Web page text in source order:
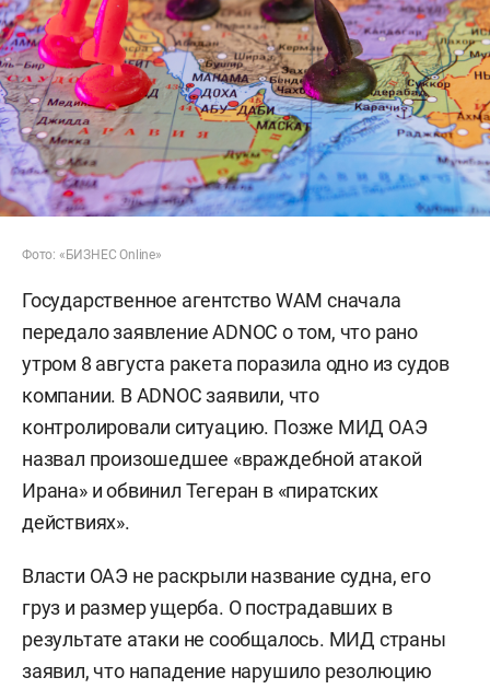
Фото: «БИЗНЕС Online»
Государственное агентство WAM сначала
передало заявление ADNOC о том, что рано
утром 8 августа ракета поразила одно из судов
компании. В ADNOC заявили, что
контролировали ситуацию. Позже МИД ОАЭ
назвал произошедшее «враждебной атакой
Ирана» и обвинил Тегеран в «пиратских
действиях».
Власти ОАЭ не раскрыли название судна, его
груз и размер ущерба. О пострадавших в
результате атаки не сообщалось. МИД страны
заявил, что нападение нарушило резолюцию